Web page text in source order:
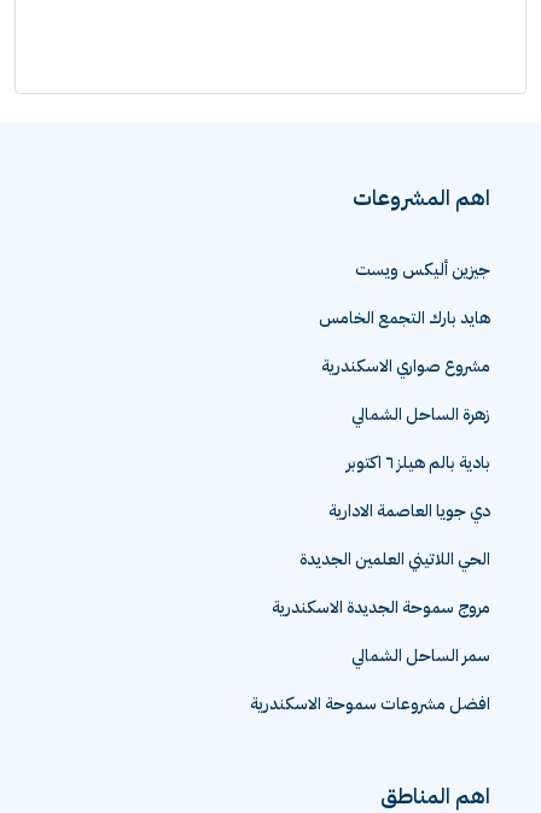
اهم المشروعات
جيزين أليكس ويست
هايد بارك التجمع الخامس
مشروع صواري الاسكندرية
زهرة الساحل الشمالي
بادية بالم هيلز ٦ اكتوبر
دي جويا العاصمة الادارية
الحي اللاتيني العلمين الجديدة
مروج سموحة الجديدة الاسكندرية
سمر الساحل الشمالي
افضل مشروعات سموحة الاسكندرية
اهم المناطق